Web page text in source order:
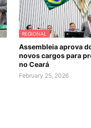
REGIONAL
Assembleia aprova
novos cargos para
no Ceará
February 25, 2026